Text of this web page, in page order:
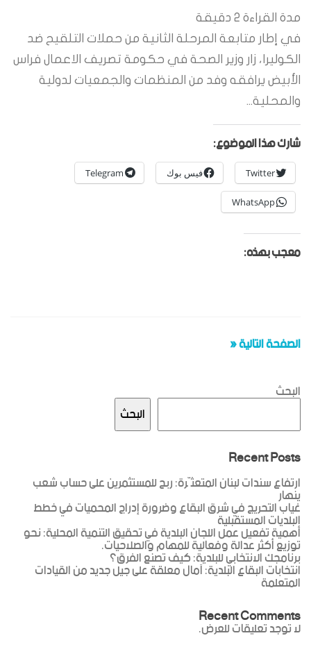
مدة القراءة 2 دقيقة
في إطار متابعة المرحلة الثانية من حملات التلقيح ضد
الكوليرا، زار وزير الصحة في حكومة تصريف الاعمال فراس
الأبيض يرافقه وفد من المنظمات والجمعيات لدولية
والمحلية...
شارك هذا الموضوع:
Twitter فيس بوك Telegram
WhatsApp
معجب بهذه:
الصفحة التالية «
البحث
البحث
Recent Posts
ارتفاع سندات لبنان المتعثّرة: ربح للمستثمرين على حساب شعب
ينهار
غياب التحريج في شرق البقاع وضرورة إدراج المحميات في خطط
البلديات المستقبلية
أهمية تفعيل عمل اللجان البلدية في تحقيق التنمية المحلية: نحو
توزيع أكثر عدالة وفعالية للمهام والصلاحيات.
برنامجك الانتخابي للبلدية: كيف تصنع الفرق؟
انتخابات البقاع البلدية: آمال معلقة على جيل جديد من القيادات
المتعلمة
Recent Comments
لا توجد تعليقات للعرض.